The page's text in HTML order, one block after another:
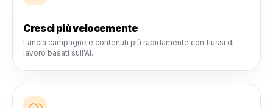
Man Mano che la Tua Attività
Cresce, Rulrr Cresce con Te
La prossima generazione di operatori non vuole più
complessità. Vuole sistemi che fanno risparmiare tempo,
strumenti che pensano insieme a loro, marketing che